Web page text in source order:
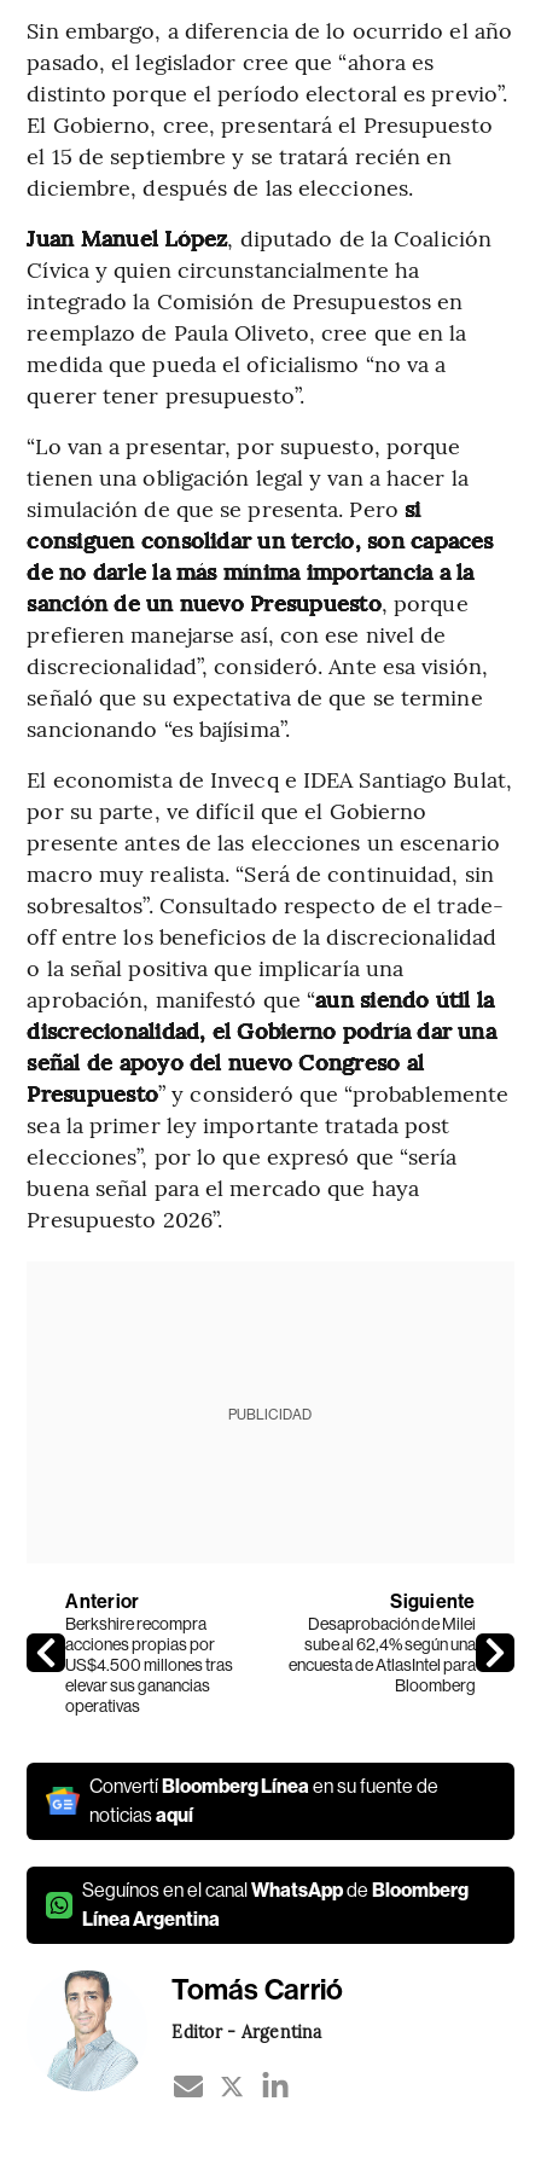
Sin embargo, a diferencia de lo ocurrido el año
pasado, el legislador cree que “ahora es
distinto porque el período electoral es previo”.
El Gobierno, cree, presentará el Presupuesto
el 15 de septiembre y se tratará recién en
diciembre, después de las elecciones.
Juan Manuel López, diputado de la Coalición
Cívica y quien circunstancialmente ha
integrado la Comisión de Presupuestos en
reemplazo de Paula Oliveto, cree que en la
medida que pueda el oficialismo “no va a
querer tener presupuesto”.
“Lo van a presentar, por supuesto, porque
tienen una obligación legal y van a hacer la
simulación de que se presenta. Pero si
consiguen consolidar un tercio, son capaces
de no darle la más mínima importancia a la
sanción de un nuevo Presupuesto, porque
prefieren manejarse así, con ese nivel de
discrecionalidad”, consideró. Ante esa visión,
señaló que su expectativa de que se termine
sancionando “es bajísima”.
El economista de Invecq e IDEA Santiago Bulat,
por su parte, ve difícil que el Gobierno
presente antes de las elecciones un escenario
macro muy realista. “Será de continuidad, sin
sobresaltos”. Consultado respecto de el trade-
off entre los beneficios de la discrecionalidad
o la señal positiva que implicaría una
aprobación, manifestó que “aun siendo útil la
discrecionalidad, el Gobierno podría dar una
señal de apoyo del nuevo Congreso al
Presupuesto” y consideró que “probablemente
sea la primer ley importante tratada post
elecciones”, por lo que expresó que “sería
buena señal para el mercado que haya
Presupuesto 2026”.
PUBLICIDAD
Anterior
Berkshire recompra
acciones propias por
US$4.500 millones tras
elevar sus ganancias
operativas
Siguiente
Desaprobación de Milei
sube al 62,4% según una
encuesta de AtlasIntel para
Bloomberg
ConvertíBloomberg Línea en su fuente de
noticiasaquí
Seguínos en el canalWhatsAppdeBloomberg
Línea Argentina
Tomás Carrió
Editor - Argentina